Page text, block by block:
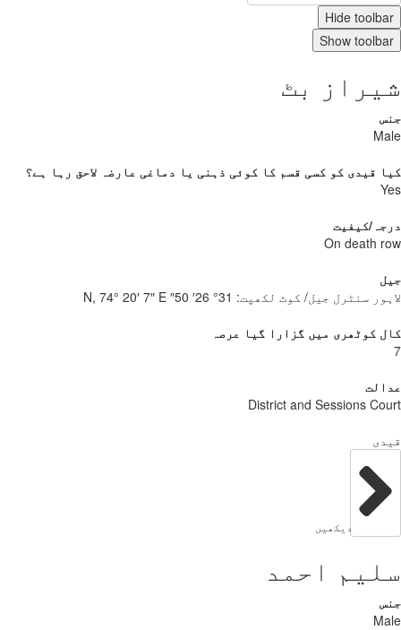
Hide
Show
بٹ
قیدی کو کسی قسم کا کوئی ذہنی یا دماغی عارضہ لاحق رہا ہے؟
کیفیت
On death
سنٹرل جیل/ کوٹ لکھپت:31° 26′ 50″ N, 74° 20′ 7″ E
کوٹھری میں گزارا گیا عرصہ
District and Sessions
دیکھیں
احمد